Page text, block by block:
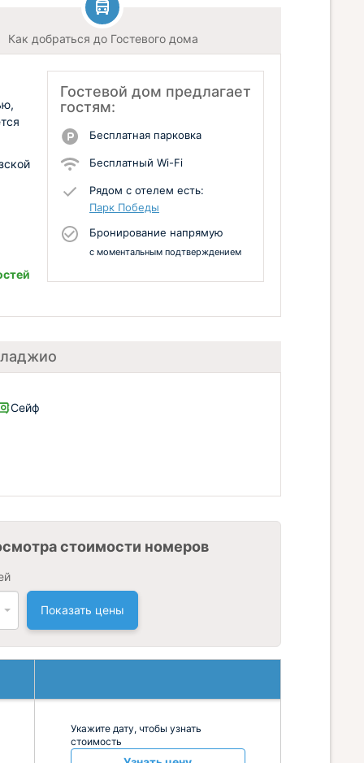
Как добраться до Гостевого дома
Гостевой дом предлагает
гостям:
Бесплатная парковка
Бесплатный Wi-Fi
Рядом с отелем есть:
Парк Победы
Бронирование напрямую
с моментальным подтверждением
Сейф
стоимости номеров
Показать цены
Укажите дату, чтобы узнать
стоимость